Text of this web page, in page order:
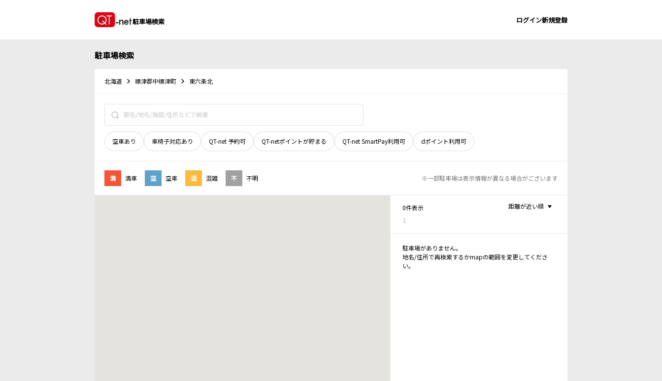
駐車場検索 ログイン新規登録
駐車場検索
北海道 標津郡中標津町 東六条北
空車あり 車椅子対応あり QT-net 予約可 QT-netポイントが貯まる QT-net SmartPay利用可 dポイント利用可
満 満車 空 空車 混 混雑 不 不明 ※一部駐車場は表示情報が異なる場合がございます
0件表示
1
距離が近い順
駐車場がありません。
地名/住所で再検索するかmapの範囲を変更してくださ
い。